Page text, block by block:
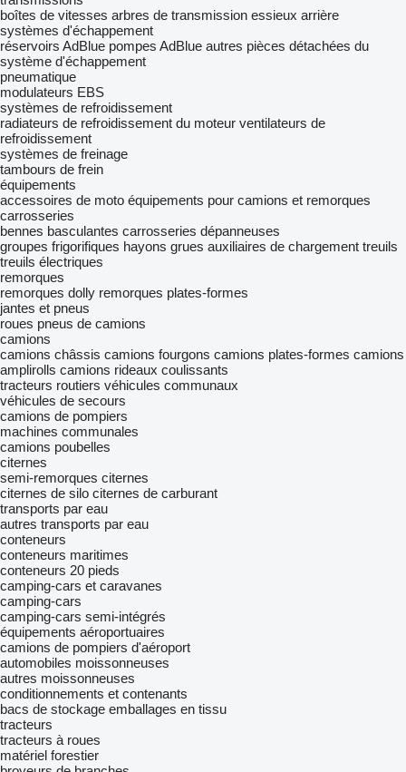
boîtes de vitesses arbres de transmission essieux arrière
systèmes d'échappement
réservoirs AdBlue pompes AdBlue autres pièces détachées du
système d'échappement
pneumatique
modulateurs EBS
systèmes de refroidissement
radiateurs de refroidissement du moteur ventilateurs de
refroidissement
systèmes de freinage
tambours de frein
équipements
accessoires de moto équipements pour camions et remorques
carrosseries
bennes basculantes carrosseries dépanneuses
groupes frigorifiques hayons grues auxiliaires de chargement treuils
treuils électriques
remorques
remorques dolly remorques plates-formes
jantes et pneus
roues pneus de camions
camions
camions châssis camions fourgons camions plates-formes camions
amplirolls camions rideaux coulissants
tracteurs routiers véhicules communaux
véhicules de secours
camions de pompiers
machines communales
camions poubelles
citernes
semi-remorques citernes
citernes de silo citernes de carburant
transports par eau
autres transports par eau
conteneurs
conteneurs maritimes
conteneurs 20 pieds
camping-cars et caravanes
camping-cars
camping-cars semi-intégrés
équipements aéroportuaires
camions de pompiers d'aéroport
automobiles moissonneuses
autres moissonneuses
conditionnements et contenants
bacs de stockage emballages en tissu
tracteurs
tracteurs à roues
matériel forestier